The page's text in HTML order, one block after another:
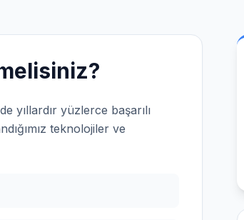
yıllardır yüzlerce başarılı
teknolojiler ve